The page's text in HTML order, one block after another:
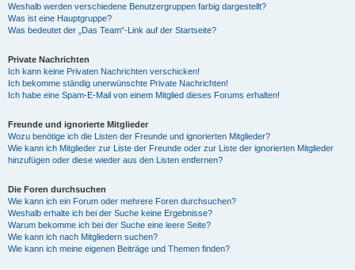
Weshalb werden verschiedene Benutzergruppen farbig dargestellt?
Was ist eine Hauptgruppe?
Was bedeutet der „Das Team“-Link auf der Startseite?
Private Nachrichten
Ich kann keine Privaten Nachrichten verschicken!
Ich bekomme ständig unerwünschte Private Nachrichten!
Ich habe eine Spam-E-Mail von einem Mitglied dieses Forums erhalten!
Freunde und ignorierte Mitglieder
Wozu benötige ich die Listen der Freunde und ignorierten Mitglieder?
Wie kann ich Mitglieder zur Liste der Freunde oder zur Liste der ignorierten Mitglieder
hinzufügen oder diese wieder aus den Listen entfernen?
Die Foren durchsuchen
Wie kann ich ein Forum oder mehrere Foren durchsuchen?
Weshalb erhalte ich bei der Suche keine Ergebnisse?
Warum bekomme ich bei der Suche eine leere Seite?
Wie kann ich nach Mitgliedern suchen?
Wie kann ich meine eigenen Beiträge und Themen finden?